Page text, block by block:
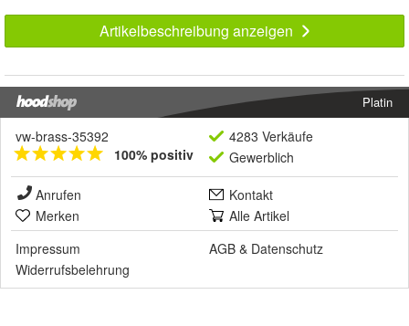
Artikelbeschreibung anzeigen
Platin
vw-brass-35392
100% positiv
4283 Verkäufe
Gewerblich
Anrufen
Kontakt
Merken
Alle Artikel
Impressum
AGB & Datenschutz
Widerrufsbelehrung